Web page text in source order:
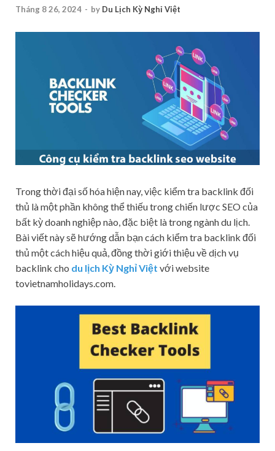
Tháng 8 26, 2024 - by Du Lịch Kỳ Nghỉ Việt
Trong thời đại số hóa hiện nay, việc kiểm tra backlink đối
thủ là một phần không thể thiếu trong chiến lược SEO của
bất kỳ doanh nghiệp nào, đặc biệt là trong ngành du lịch.
Bài viết này sẽ hướng dẫn bạn cách kiểm tra backlink đối
thủ một cách hiệu quả, đồng thời giới thiệu về dịch vụ
backlink cho du lịch Kỳ Nghỉ Việt với website
tovietnamholidays.com.